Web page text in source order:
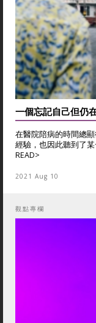
一個忘記自己但仍
在醫院陪病的時間總
經驗，也因此聽到了
READ>
2021 Aug 10
觀點專欄